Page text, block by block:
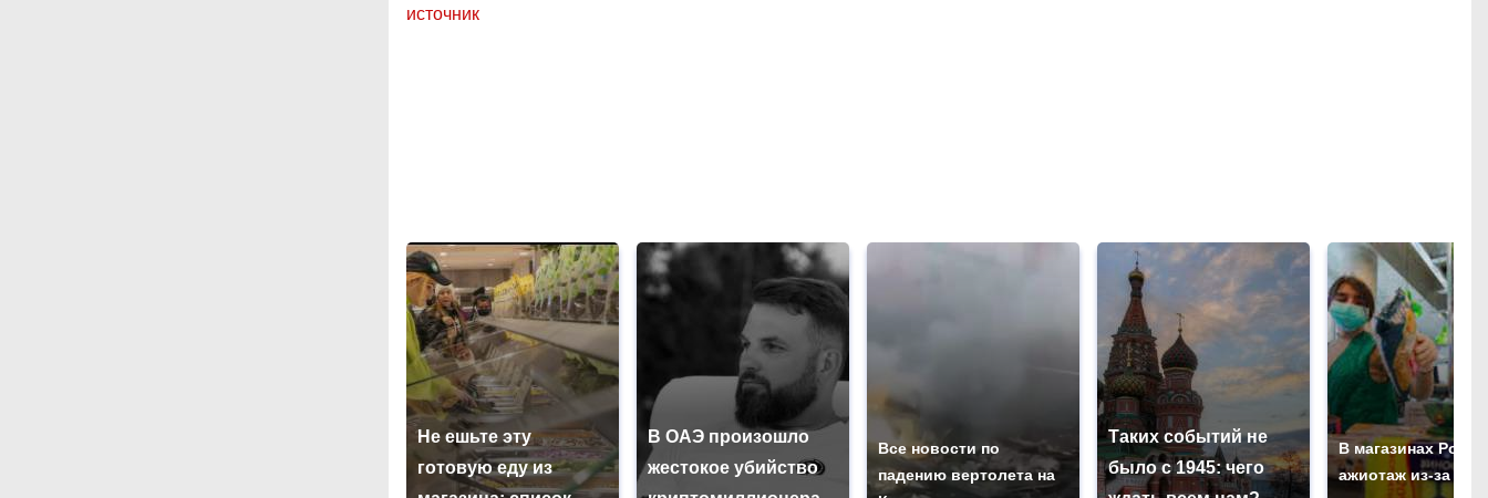
источник
Не ешьте эту
готовую еду из
В ОАЭ произошло
жестокое убийство
Все новости по
падению вертолета на
Таких событий не
было с 1945: чего
В магазинах
ажиотаж из-за